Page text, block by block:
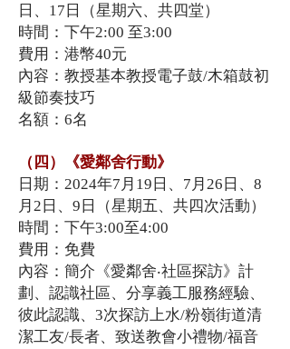
日、17日（星期六、共四堂）
時間：下午2:00 至3:00
費用：港幣40元
內容：教授基本教授電子鼓/木箱鼓初
級節奏技巧
名額：6名
（四）《愛鄰舍行動》
日期：2024年7月19日、7月26日、8
月2日、9日（星期五、共四次活動）
時間：下午3:00至4:00
費用：免費
內容：簡介《愛鄰舍‧社區探訪》計
劃、認識社區、分享義工服務經驗、
彼此認識、3次探訪上水/粉嶺街道清
潔工友/長者、致送教會小禮物/福音